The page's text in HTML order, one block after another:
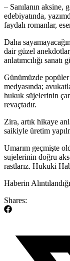
– Sanılanın aksine,
edebiyatında,
faydalı romanlar,
Daha
dair güzel
anlatımcılığı
Günümüzde
medyasında;
hukuk süjelerinin
revaçtadır.
Zira, artık hikaye
saikiyle üretim
Umarım geçmişte
sujelerinin doğru
rastlarız. Hukuki
Haberin
Shares: